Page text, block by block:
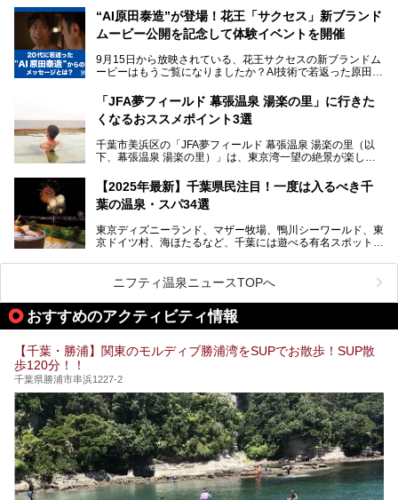
さらに最近では、24時間営業で深夜まで滞在できる施設
や、テレワーク・コワーキングスペースを備えた仕事もでき
るスパも増えており、ただの入浴施設にとどまらない進化を
本記事では、人気スーパー銭湯から絶景施設、コワーキング
スペースや休憩スペースが充実した施設、子連れファミリー
向けの施設など、目的に合わせたおすすめの施設を紹介しま
す。
ださい。
新設エリアや生まれ変わった浴場・サウナの魅力を、人気キ
ャラクター「ユーラシわん」と一緒にご紹介します。必見の
───
提供元：SPA＆HOTEL舞浜ユーラシア【PR】
です。
“AI原田泰造”が登場！花王「サクセス」新ブランド
ムービー公開を記念して体験イベントを開催
9月15日から放映されている、花王サクセスの新ブランドム
ービーはもうご覧になりましたか？AI技術で若返った原田泰
伝えるムービーです。公開を記念して、スパメッツァおおた
か竜泉寺の湯にて体験イベントを開催。花王サクセスの製品
が無料で試せるチャンスです！
提供元：花王株式会社【PR】
この記事は花王株式会社商品のPRレポート記事です。
「JFA夢フィールド 幕張温泉 湯楽の里」に行きた
くなるおススメポイント3選
千葉市美浜区の「JFA夢フィールド 幕張温泉 湯楽の里（以
下、幕張温泉 湯楽の里）」は、東京湾一望の絶景が楽しめ
設備も天然温泉の露天風呂、サウナ、岩盤浴のほか、高濃度
炭酸泉、海の見えるお休み処や食事処、展望抜群の屋上ま
で、年代を問わずたっぷり楽しめます。
今回は人気のこの施設の中でも、特におススメしたい3つの
ポイントについて厳選してお届けします。読めばきっと、行
【2025年最新】千葉県民注目！一度は入るべき千
葉の温泉・スパ34選
東京ディズニーランド、マザー牧場、鴨川シーワールド、東
京ドイツ村、海ほたるなど、千葉には遊べる有名スポットが
県で生まれ、千葉県で育ち、つい最近まで千葉在住だった私
がお勧めする、一度は入るべき千葉の温泉・スパ34選をま
とめました。
ニフティ温泉ニュースTOPへ
おすすめのアクティビティ情報
【千葉・勝浦】関東のモルディブ勝浦湾をSUPでお散歩！SUP散
歩120分！！
千葉県勝浦市串浜1227-2